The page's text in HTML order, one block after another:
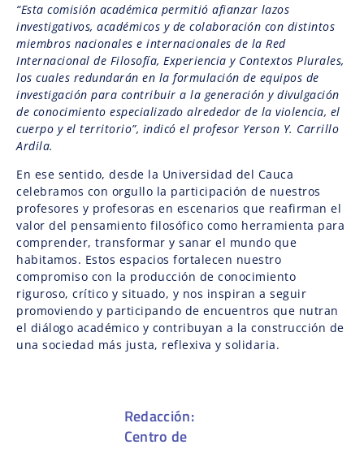
“Esta comisión académica permitió afianzar lazos
investigativos, académicos y de colaboración con distintos
miembros nacionales e internacionales de la Red
Internacional de Filosofía, Experiencia y Contextos Plurales,
los cuales redundarán en la formulación de equipos de
investigación para contribuir a la generación y divulgación
de conocimiento especializado alrededor de la violencia, el
cuerpo y el territorio”, indicó el profesor Yerson Y. Carrillo
Ardila.
En ese sentido, desde la Universidad del Cauca
celebramos con orgullo la participación de nuestros
profesores y profesoras en escenarios que reafirman el
valor del pensamiento filosófico como herramienta para
comprender, transformar y sanar el mundo que
habitamos. Estos espacios fortalecen nuestro
compromiso con la producción de conocimiento
riguroso, crítico y situado, y nos inspiran a seguir
promoviendo y participando de encuentros que nutran
el diálogo académico y contribuyan a la construcción de
una sociedad más justa, reflexiva y solidaria.
Redacción:
Centro de